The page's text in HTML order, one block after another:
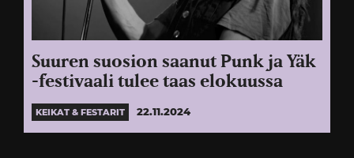
Suuren suosion saanut Punk ja Yäk
-festivaali tulee taas elokuussa
KEIKAT & FESTARIT 22.11.2024